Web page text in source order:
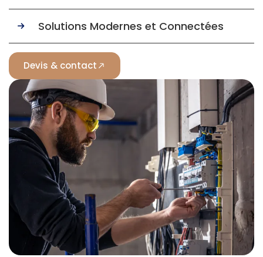
Solutions Modernes et Connectées
Devis & contact